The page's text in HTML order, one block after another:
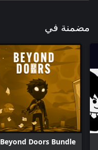
مضمنة في
Beyond Doors Bundle